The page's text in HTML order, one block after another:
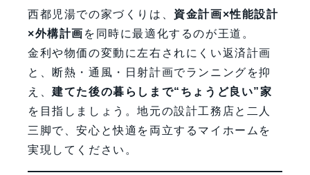
西都児湯での家づくりは、 資金計画×性能設計
×外構計画 を同時に最適化するのが王道。
金利や物価の変動に左右されにくい返済計画
と、断熱・通風・日射計画でランニングを抑
え、建てた後の暮らしまで“ちょうど良い”家
を目指しましょう。地元の設計工務店と二人
三脚で、安心と快適を両立するマイホームを
実現してください。